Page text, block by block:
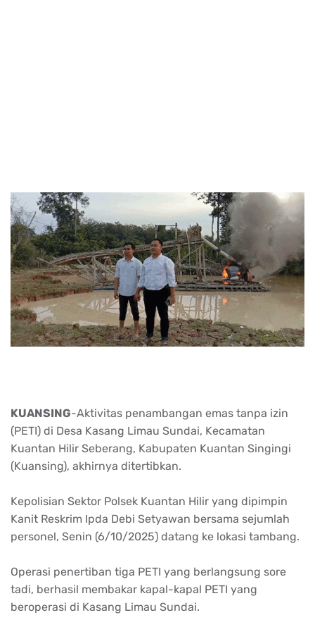
KUANSING-Aktivitas penambangan emas tanpa izin
(PETI) di Desa Kasang Limau Sundai, Kecamatan
Kuantan Hilir Seberang, Kabupaten Kuantan Singingi
(Kuansing), akhirnya ditertibkan.
Kepolisian Sektor Polsek Kuantan Hilir yang dipimpin
Kanit Reskrim Ipda Debi Setyawan bersama sejumlah
personel, Senin (6/10/2025) datang ke lokasi tambang.
Operasi penertiban tiga PETI yang berlangsung sore
tadi, berhasil membakar kapal-kapal PETI yang
beroperasi di Kasang Limau Sundai.